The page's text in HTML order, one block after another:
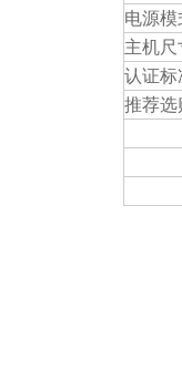
电源模
主机尺
认证标
推荐选